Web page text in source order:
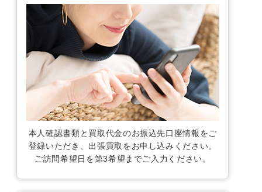
本人確認書類と買取代金のお振込先口座情報をご
登録いただき、出張買取をお申し込みください。
ご訪問希望日を第3希望までご入力ください。